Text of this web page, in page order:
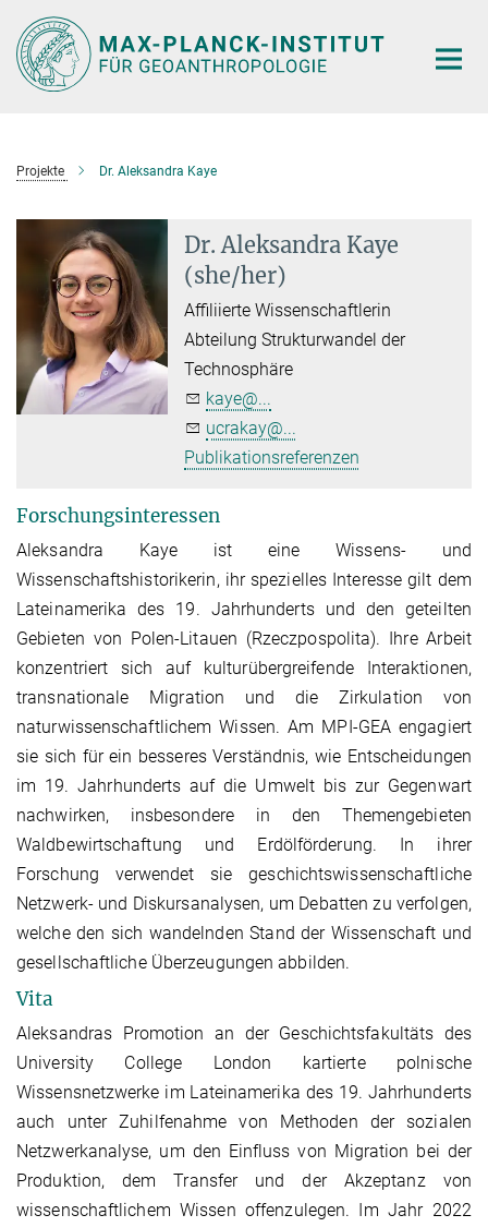
Hauptinhalt
Projekte Dr. Aleksandra Kaye
Dr. Aleksandra Kaye
(she/her)
Affiliierte Wissenschaftlerin
Abteilung Strukturwandel der
Technosphäre
kaye@...
ucrakay@...
Publikationsreferenzen
Forschungsinteressen
Aleksandra Kaye ist eine Wissens- und
Wissenschaftshistorikerin, ihr spezielles Interesse gilt dem
Lateinamerika des 19. Jahrhunderts und den geteilten
Gebieten von Polen-Litauen (Rzeczpospolita). Ihre Arbeit
konzentriert sich auf kulturübergreifende Interaktionen,
transnationale Migration und die Zirkulation von
naturwissenschaftlichem Wissen. Am MPI-GEA engagiert
sie sich für ein besseres Verständnis, wie Entscheidungen
im 19. Jahrhunderts auf die Umwelt bis zur Gegenwart
nachwirken, insbesondere in den Themengebieten
Waldbewirtschaftung und Erdölförderung. In ihrer
Forschung verwendet sie geschichtswissenschaftliche
Netzwerk- und Diskursanalysen, um Debatten zu verfolgen,
welche den sich wandelnden Stand der Wissenschaft und
gesellschaftliche Überzeugungen abbilden.
Vita
Aleksandras Promotion an der Geschichtsfakultäts des
University College London kartierte polnische
Wissensnetzwerke im Lateinamerika des 19. Jahrhunderts
auch unter Zuhilfenahme von Methoden der sozialen
Netzwerkanalyse, um den Einfluss von Migration bei der
Produktion, dem Transfer und der Akzeptanz von
wissenschaftlichem Wissen offenzulegen. Im Jahr 2022